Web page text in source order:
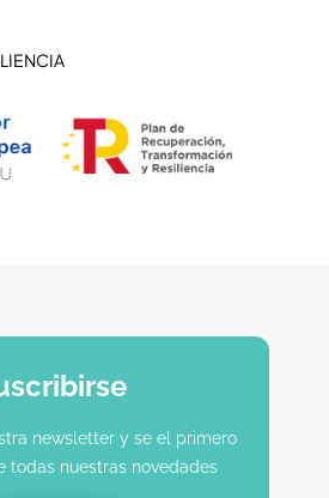
newsletter y se el primero
todas nuestras novedades